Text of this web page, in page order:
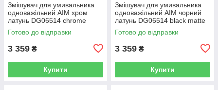
Змішувач для умивальника
одноважільний AIM хром
латунь DG06514 chrome
Готово до відправки
3 359 ₴
Купити
Змішувач для умивальника
одноважільний AIM чорний
латунь DG06514 black matte
Готово до відправки
3 359 ₴
Купити